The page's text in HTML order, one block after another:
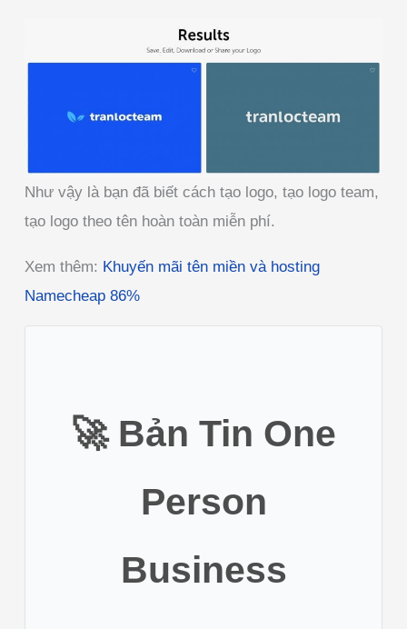
Như vậy là bạn đã biết cách tạo logo, tạo logo team,
tạo logo theo tên hoàn toàn miễn phí.
Xem thêm: Khuyến mãi tên miền và hosting
Namecheap 86%
🚀 Bản Tin One
Person
Business